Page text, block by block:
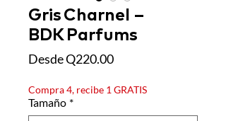
Gris Charnel –
BDK Parfums
DesdeQ220.00Precio
oferta
Compra 4, recibe 1 GRATIS
Tamaño *